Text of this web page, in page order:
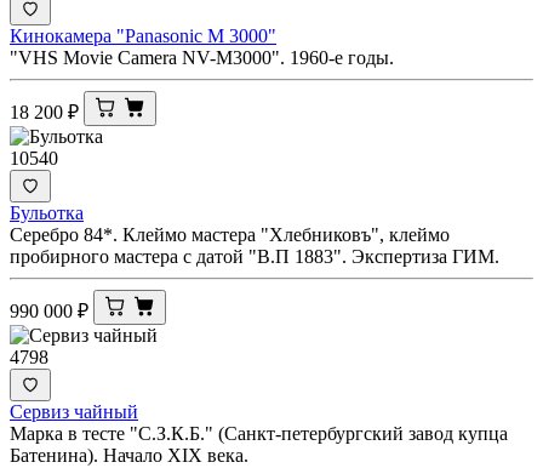
Кинокамера "Panasonic M 3000"
"VHS Movie Camera NV-M3000". 1960-е годы.
18 200 ₽
10540
Бульотка
Серебро 84*. Клеймо мастера "Хлебниковъ", клеймо
пробирного мастера с датой "В.П 1883". Экспертиза ГИМ.
990 000 ₽
4798
Сервиз чайный
Марка в тесте "С.З.К.Б." (Санкт-петербургский завод купца
Батенина). Начало XIX века.